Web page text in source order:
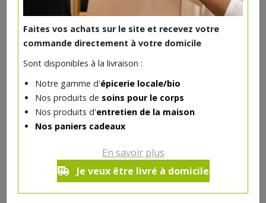
Faites vos achats sur le site et recevez votre
commande directement à votre domicile
Sont disponibles à la livraison :
Notre gamme d'épicerie locale/bio
Nos produits de soins pour le corps
Nos produits d'entretien de la maison
Nos paniers cadeaux
En savoir plus
Je veux être livré à domicile
DANS LA MÊME CATÉGORIE ...